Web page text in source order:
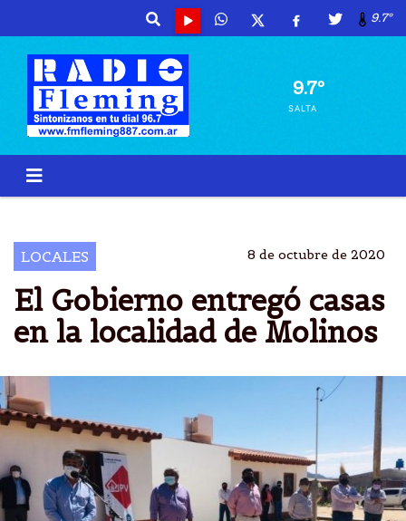
9.7º
9.7º
SALTA
LOCALES 8 de octubre de 2020
El Gobierno entregó casas
en la localidad de Molinos